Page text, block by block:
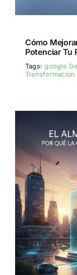
Cómo
Potenciar Tu
Tags:google
Transformacion